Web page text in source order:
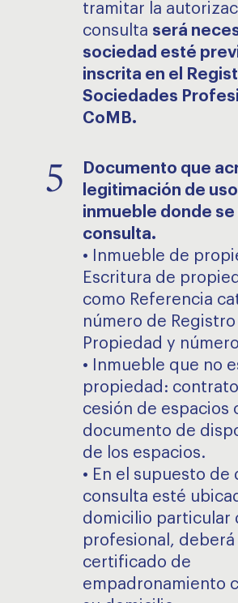
tramitar la
consulta será
sociedad esté
inscrita en el
Sociedades
CoMB.
5
Documento que
legitimación de uso
inmueble donde se
consulta.
• Inmueble de
Escritura de
como Referencia
número de Registro
Propiedad y
• Inmueble que no
propiedad:
cesión de espacios
documento de
de los espacios.
• En el supuesto de
consulta esté
domicilio particular
profesional,
certificado de
empadronamiento